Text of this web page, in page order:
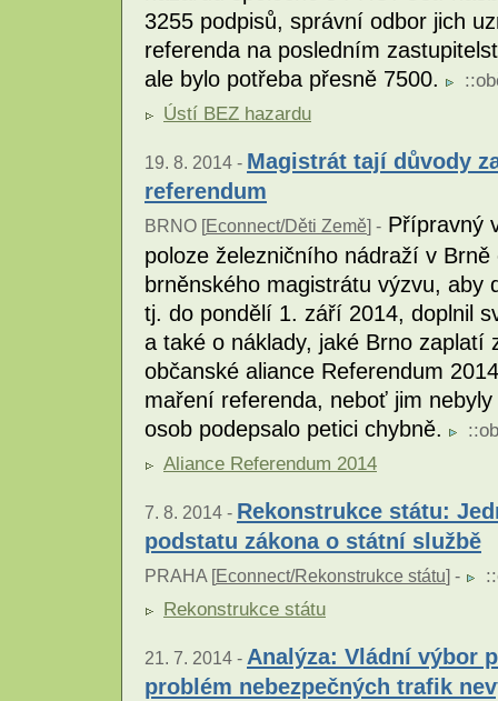
3255 podpisů, správní odbor jich
referenda na posledním
ale bylo potřeba přesně 7500.
::
Ústí BEZ hazardu
19. 8. 2014 - Magistrát tají důvody
referendum
BRNO [Econnect/Děti Země] - Přípravný
poloze železničního nádraží v
brněnského magistrátu výzvu, aby
tj. do pondělí 1. září 2014, doplnil
a také o náklady, jaké Brno zaplatí
občanské aliance Referendum
maření referenda, neboť jim
osob podepsalo petici chybně.
::
Aliance Referendum 2014
7. 8. 2014 - Rekonstrukce státu:
podstatu zákona o státní službě
PRAHA [ Econnect/Rekonstrukce státu ] - ::
Rekonstrukce státu
21. 7. 2014 - Analýza: Vládní výbor
problém nebezpečných trafik